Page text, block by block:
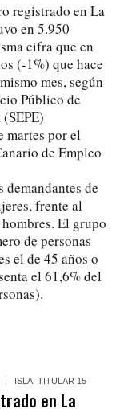
registrado en La
en 5.950
cifra que en
(-1%) que hace
mes, según
Público de
martes por el
de Empleo
demandantes de
frente al
El grupo
de personas
el de 45 años o
el 61,6% del
ISLA ,TITULAR 15
en La